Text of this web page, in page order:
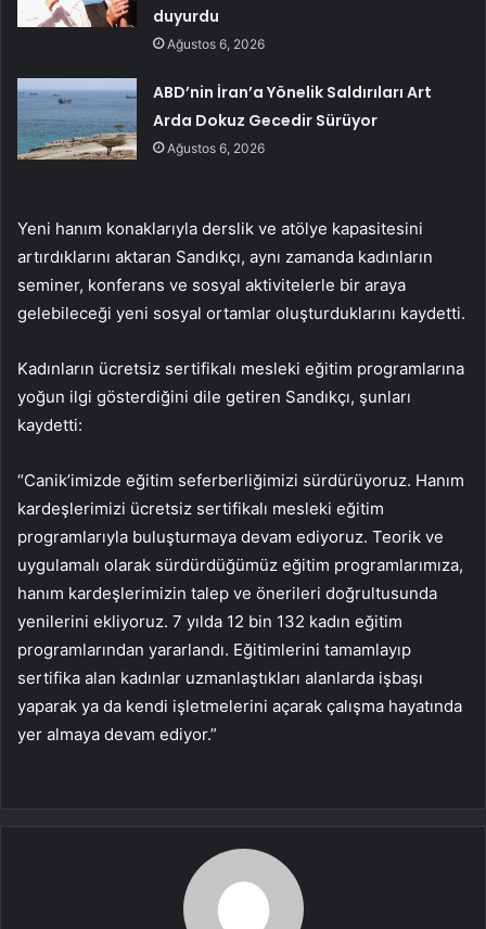
duyurdu
Ağustos 6, 2026
ABD’nin İran’a Yönelik Saldırıları Art
Arda Dokuz Gecedir Sürüyor
Ağustos 6, 2026
Yeni hanım konaklarıyla derslik ve atölye kapasitesini
artırdıklarını aktaran Sandıkçı, aynı zamanda kadınların
seminer, konferans ve sosyal aktivitelerle bir araya
gelebileceği yeni sosyal ortamlar oluşturduklarını kaydetti.
Kadınların ücretsiz sertifikalı mesleki eğitim programlarına
yoğun ilgi gösterdiğini dile getiren Sandıkçı, şunları
kaydetti:
“Canik’imizde eğitim seferberliğimizi sürdürüyoruz. Hanım
kardeşlerimizi ücretsiz sertifikalı mesleki eğitim
programlarıyla buluşturmaya devam ediyoruz. Teorik ve
uygulamalı olarak sürdürdüğümüz eğitim programlarımıza,
hanım kardeşlerimizin talep ve önerileri doğrultusunda
yenilerini ekliyoruz. 7 yılda 12 bin 132 kadın eğitim
programlarından yararlandı. Eğitimlerini tamamlayıp
sertifika alan kadınlar uzmanlaştıkları alanlarda işbaşı
yaparak ya da kendi işletmelerini açarak çalışma hayatında
yer almaya devam ediyor.”